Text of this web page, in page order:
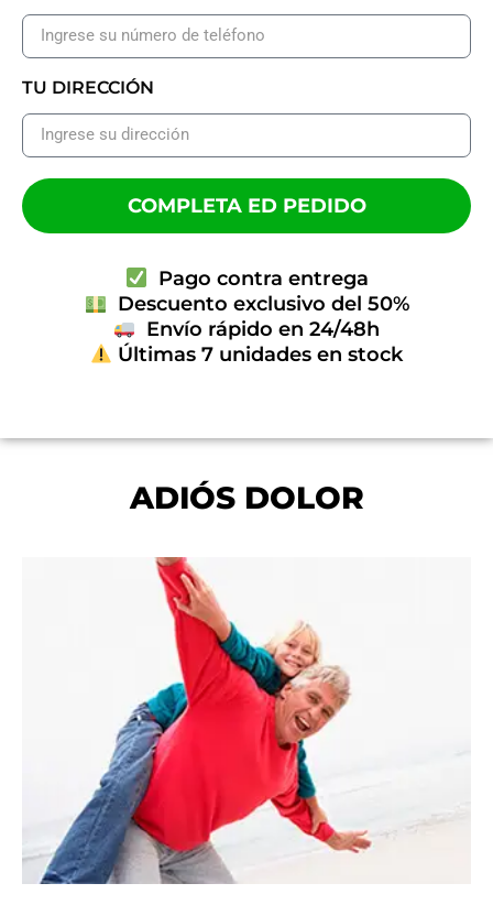
TU DIRECCIÓN
COMPLETA ED PEDIDO
Pago contra entrega
Descuento exclusivo del 50%
Envío rápido en 24/48h
Últimas 7 unidades en stock
ADIÓS DOLOR